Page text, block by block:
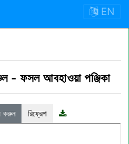
EN
-ফসল আবহাওয়া পঞ্জিকা
করুন রিফ্রেশ